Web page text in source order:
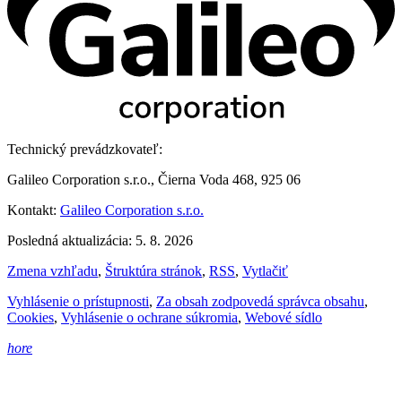
Technický prevádzkovateľ:
Galileo Corporation s.r.o., Čierna Voda 468, 925 06
Kontakt: Galileo Corporation s.r.o.
Posledná aktualizácia: 5. 8. 2026
Zmena vzhľadu, Štruktúra stránok, RSS, Vytlačiť
Vyhlásenie o prístupnosti, Za obsah zodpovedá správca obsahu,
Cookies, Vyhlásenie o ochrane súkromia, Webové sídlo
hore